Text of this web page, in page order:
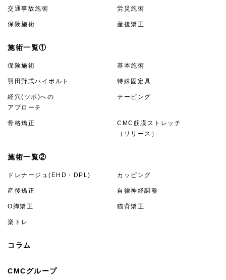
交通事故施術 労災施術
保険施術 産後矯正
施術一覧①
保険施術 基本施術
羽田野式ハイボルト 特殊固定具
経穴(ツボ)への
アプローチ
テーピング
骨格矯正
CMC筋膜ストレッチ
（リリース）
施術一覧②
ドレナージュ(EHD・DPL) カッピング
産後矯正 自律神経調整
O脚矯正 猫背矯正
楽トレ
コラム
CMCグループ